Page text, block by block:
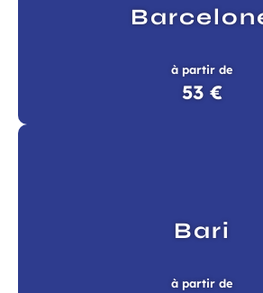
à partir de
53 €
Bari
à partir de